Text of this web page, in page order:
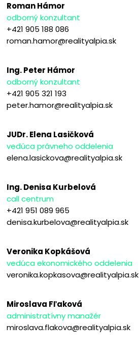
Roman Hámor
odborný konzultant
+421 905 188 086
roman.hamor@realityalpia.sk
Ing. Peter Hámor
odborný konzultant
+421 905 321 193
peter.hamor@realityalpia.sk
JUDr. Elena Lasičková
vedúca právneho oddelenia
elena.lasickova@realityalpia.sk
Ing. Denisa Kurbelová
call centrum
+421 951 089 965
denisa.kurbelova@realityalpia.sk
Veronika Kopkášová
vedúca ekonomického oddelenia
veronika.kopkasova@realityalpia.sk
Miroslava Fľaková
administratívny manažér
miroslava.flakova@realityalpia.sk